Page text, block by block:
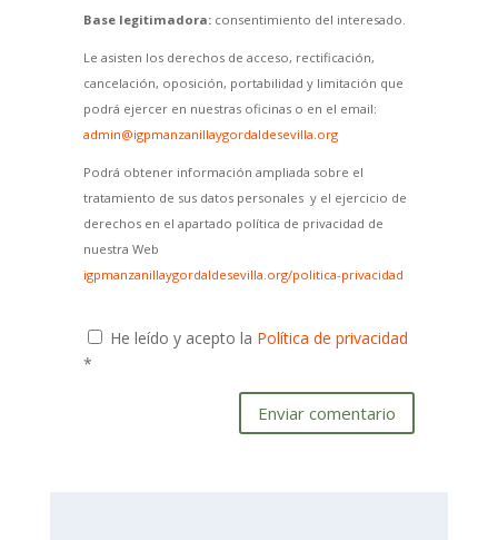
Base legitimadora:consentimiento del interesado.
Le asisten los derechos de acceso, rectificación,
cancelación, oposición, portabilidad y limitación que
podrá ejercer en nuestras oficinas o en el email:
admin@igpmanzanillaygordaldesevilla.org
Podrá obtener información ampliada sobre el
tratamiento de sus datos personales y el ejercicio de
derechos en el apartado política de privacidad de
nuestra Web
igpmanzanillaygordaldesevilla.org/politica-privacidad
He leído y acepto la Política de privacidad
*
Enviar comentario